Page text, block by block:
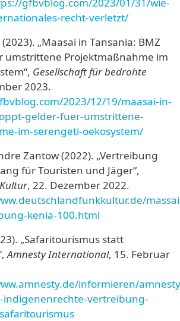
recht-verletzt/
„Maasai in Tansania: BMZ
umstrittene Projektmaßnahme im
Gesellschaft für bedrohte
2023.
2023/12/19/maasai-in-
gelder-fuer-umstrittene-
im-serengeti-oekosystem/
Zantow (2022). „Vertreibung
für Touristen und Jäger“,
, 22. Dezember 2022.
kenia-100.html
„Safaritourismus statt
Amnesty International, 15. Februar
informieren/
indigenenrechte-vertreibung-